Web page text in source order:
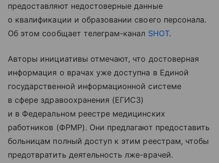
предоставляют недостоверные данные
о квалификации и образовании своего персонала.
Об этом сообщает телеграм-канал SHOT.
Авторы инициативы отмечают, что достоверная
информация о врачах уже доступна в Единой
государственной информационной системе
в сфере здравоохранения (ЕГИСЗ)
и в Федеральном реестре медицинских
работников (ФРМР). Они предлагают предоставить
больницам полный доступ к этим реестрам, чтобы
предотвратить деятельность лже-врачей.